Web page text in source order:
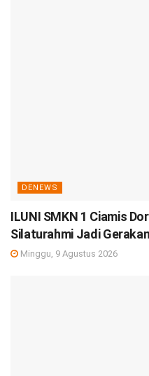
DENEWS
ILUNI SMKN 1 Ciamis
Silaturahmi Jadi
Minggu, 9 Agustus 2026